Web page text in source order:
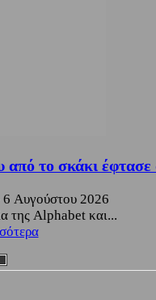
το σκάκι
6 Αυγούστου 2026
της Alphabet και...